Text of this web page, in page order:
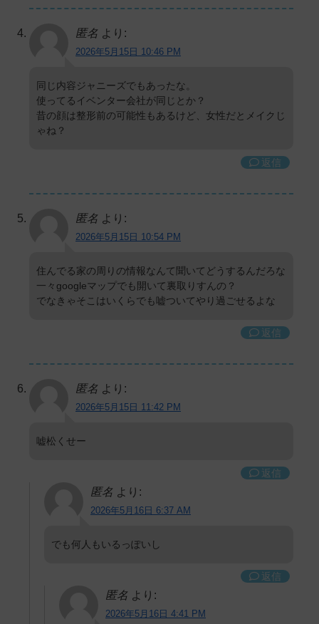
匿名 より:
2026年5月15日 10:46 PM
同じ内容ジャニーズでもあったな。
使ってるイベンター会社が同じとか？
昔の顔は整形前の可能性もあるけど、女性だとメイクじ
ゃね？
返信
匿名 より:
2026年5月15日 10:54 PM
住んでる家の周りの情報なんて聞いてどうするんだろな
一々googleマップでも開いて裏取りすんの？
でなきゃそこはいくらでも嘘ついてやり過ごせるよな
返信
匿名 より:
2026年5月15日 11:42 PM
嘘松くせー
返信
匿名 より:
2026年5月16日 6:37 AM
でも何人もいるっぽいし
返信
匿名 より:
2026年5月16日 4:41 PM